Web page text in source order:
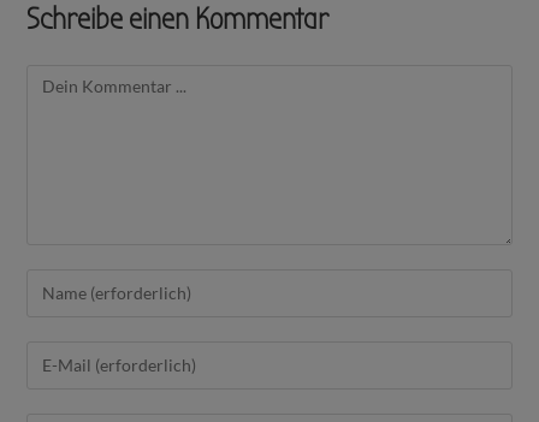
Schreibe einen Kommentar